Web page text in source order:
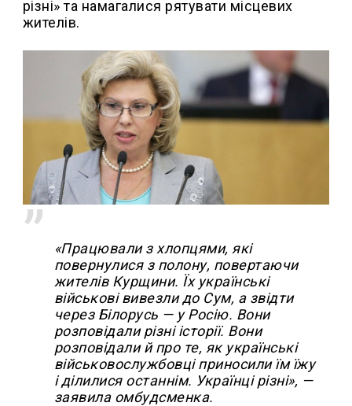
різні» та намагалися рятувати місцевих
жителів.
«Працювали з хлопцями, які
повернулися з полону, повертаючи
жителів Курщини. Їх українські
військові вивезли до Сум, а звідти
через Білорусь — у Росію. Вони
розповідали різні історії. Вони
розповідали й про те, як українські
військовослужбовці приносили їм їжу
і ділилися останнім. Українці різні», —
заявила омбудсменка.